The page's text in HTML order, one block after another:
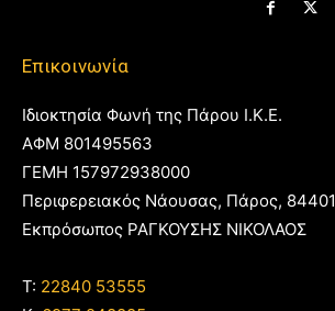
Επικοινωνία
Ιδιοκτησία Φωνή της Πάρου Ι.Κ.Ε.
ΑΦΜ 801495563
ΓΕΜΗ 157972938000
Περιφερειακός Νάουσας, Πάρος, 84401
Εκπρόσωπος ΡΑΓΚΟΥΣΗΣ ΝΙΚΟΛΑΟΣ
T: 22840 53555